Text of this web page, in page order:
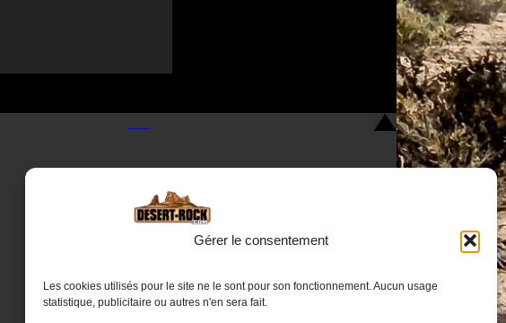
Gérer le consentement
Les cookies utilisés pour le site ne le sont pour son fonctionnement. Aucun usage
statistique, publicitaire ou autres n'en sera fait.Nous contacter